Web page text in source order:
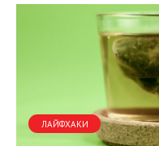
ЛАЙФХАКИ